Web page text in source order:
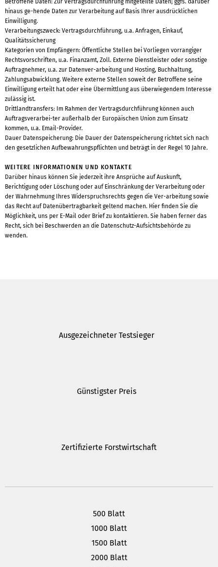
Betroffene Daten: Zur Vertragsdurchführung mitgeteilte Daten; ggfs. darüber
hinaus ge-hende Daten zur Verarbeitung auf Basis Ihrer ausdrücklichen
Einwilligung.
Verarbeitungszweck: Vertragsdurchführung, u.a. Anfragen, Einkauf,
Qualitätssicherung
Kategorien von Empfängern: Öffentliche Stellen bei Vorliegen vorrangiger
Rechtsvorschriften, u.a. Finanzamt, Zoll. Externe Dienstleister oder sonstige
Auftragnehmer, u.a. zur Datenver-arbeitung und Hosting, Buchhaltung,
Zahlungsabwicklung. Weitere externe Stellen soweit der Betroffene seine
Einwilligung erteilt hat oder eine Übermittlung aus überwiegendem Interesse
zulässig ist.
Drittlandtransfers: Im Rahmen der Vertragsdurchführung können auch
Auftragsverarbei-ter außerhalb der Europäischen Union zum Einsatz
kommen, u.a. Email-Provider.
Dauer Datenspeicherung: Die Dauer der Datenspeicherung richtet sich nach
den gesetzlichen Aufbewahrungspflichten und beträgt in der Regel 10 Jahre.
WEITERE INFORMATIONEN UND KONTAKTE
Darüber hinaus können Sie jederzeit ihre Ansprüche auf Auskunft,
Berichtigung oder Löschung oder auf Einschränkung der Verarbeitung oder
der Wahrnehmung Ihres Widerspruchsrechts gegen die Ver-arbeitung sowie
das Recht auf Datenübertragbarkeit geltend machen. Hier finden Sie die
Möglichkeit, uns per E-Mail oder Brief zu kontaktieren. Sie haben ferner das
Recht, sich bei Beschwerden an die Datenschutz-Aufsichtsbehörde zu
wenden.
Ausgezeichneter Testsieger
Günstigster Preis
Zertifizierte Forstwirtschaft
500 Blatt
1000 Blatt
1500 Blatt
2000 Blatt